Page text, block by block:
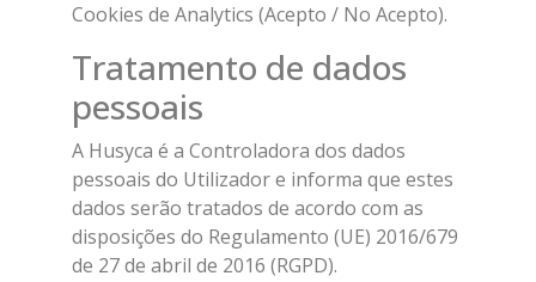
Cookies de Analytics (Acepto / No Acepto).
Tratamento de dados
pessoais
A Husyca é a Controladora dos dados
pessoais do Utilizador e informa que estes
dados serão tratados de acordo com as
disposições do Regulamento (UE) 2016/679
de 27 de abril de 2016 (RGPD).